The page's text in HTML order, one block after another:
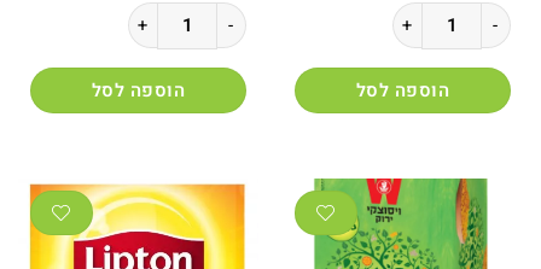
כמות של תה ארל גריי 1/50
הוספה לסל
כמות של תה ארל גריי 1/25
הוספה לסל